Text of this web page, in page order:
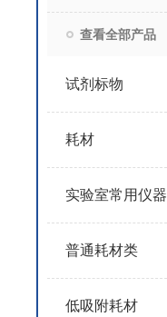
查看全部产品
试剂标物
耗材
实验室常用仪器
普通耗材类
低吸附耗材